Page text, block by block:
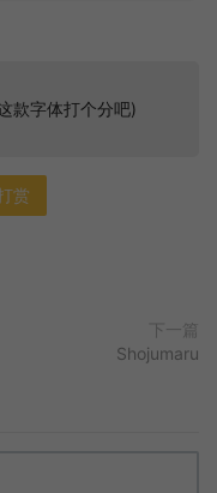
款字体打个分吧)
赏
下一篇
Shojumaru